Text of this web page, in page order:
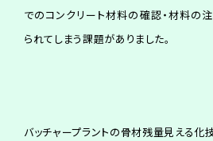
でのコンクリート材料の確認・材料の
られてしまう課題がありました。
バッチャープラントの骨材残量見える化